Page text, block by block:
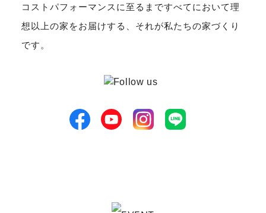
コストパフォーマンスに至るまですべてにおいて理
想以上の家をお届けする、それが私たちの家づくり
です。